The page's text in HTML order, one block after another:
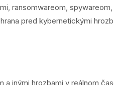
ransomwareom,
pred kybernetickými
a inými hrozbami v reálnom